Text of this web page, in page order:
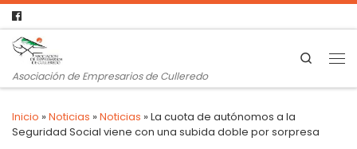
Asociación de Empresarios de Culleredo
Search
Inicio »Noticias »Noticias »La cuota de autónomos a la
Seguridad Social viene con una subida doble por sorpresa